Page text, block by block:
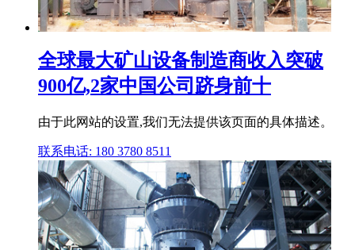
全球最大矿山设备制造商收入突破
900亿,2家中国公司跻身前十
由于此网站的设置,我们无法提供该页面的具体描述。
联系电话: 180 3780 8511